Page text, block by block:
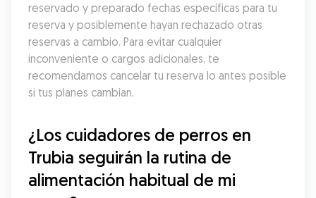
reservado y preparado fechas específicas para tu
reserva y posiblemente hayan rechazado otras
reservas a cambio. Para evitar cualquier
inconveniente o cargos adicionales, te
recomendamos cancelar tu reserva lo antes posible
si tus planes cambian.
¿Los cuidadores de perros en
Trubia seguirán la rutina de
alimentación habitual de mi